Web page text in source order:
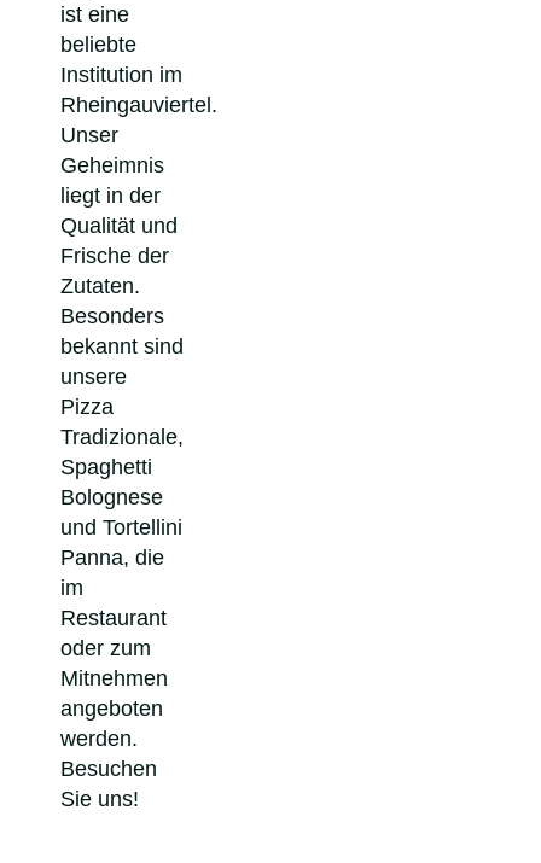
ist eine
beliebte
Institution im
Rheingauviertel.
Unser
Geheimnis
liegt in der
Qualität und
Frische der
Zutaten.
Besonders
bekannt sind
unsere
Pizza
Tradizionale,
Spaghetti
Bolognese
und Tortellini
Panna, die
im
Restaurant
oder zum
Mitnehmen
angeboten
werden.
Besuchen
Sie uns!